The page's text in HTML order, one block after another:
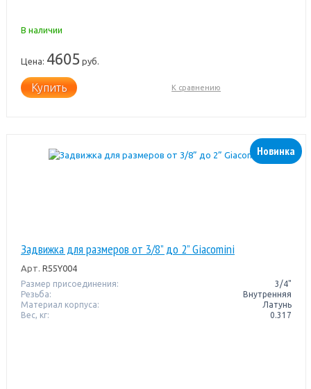
В наличии
Цена: 4605 руб.
Купить К сравнению
Новинка
Задвижка для размеров от 3/8” до 2” Giacomini
Арт. R55Y004
Размер присоединения:
3/4"
Резьба:
Внутренняя
Материал корпуса:
Латунь
Вес, кг:
0.317